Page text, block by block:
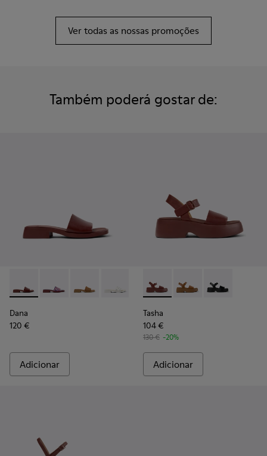
Ver todas as nossas promoções
Também poderá gostar de:
Dana - K201740-014 - Sandálias de pele bordeaux para
Dana - K201740-015 - Sandálias de couro azuis para
Dana - K201740-011
Dana - K201740-008 - Sandálias em
Dana - K201740-004
Dana - K201740-001
Dana
120 €
Adicionar
Tasha - K201659-012 -
Tasha - K201659-011
Tasha -
Tasha
104 €
130 € -20%
Adicionar